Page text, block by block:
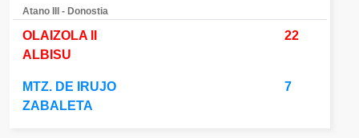
Atano III - Donostia
OLAIZOLA II
ALBISU
22
MTZ. DE IRUJO
ZABALETA
7